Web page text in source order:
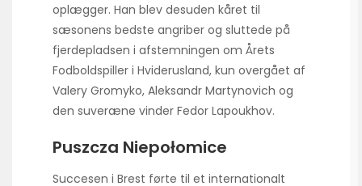
oplægger. Han blev desuden kåret til
sæsonens bedste angriber og sluttede på
fjerdepladsen i afstemningen om Årets
Fodboldspiller i Hviderusland, kun overgået af
Valery Gromyko, Aleksandr Martynovich og
den suveræne vinder Fedor Lapoukhov.
Puszcza Niepołomice
Succesen i Brest førte til et internationalt